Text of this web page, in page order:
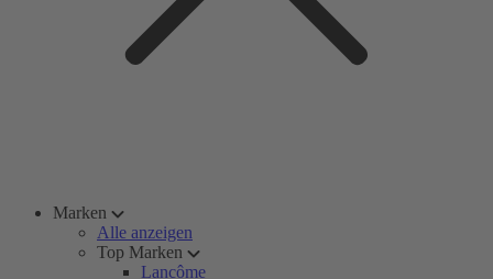
Marken
Alle anzeigen
Top Marken
Lancôme